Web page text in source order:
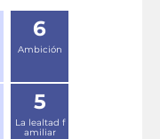
6
Ambición
5
La lealtad f
amiliar